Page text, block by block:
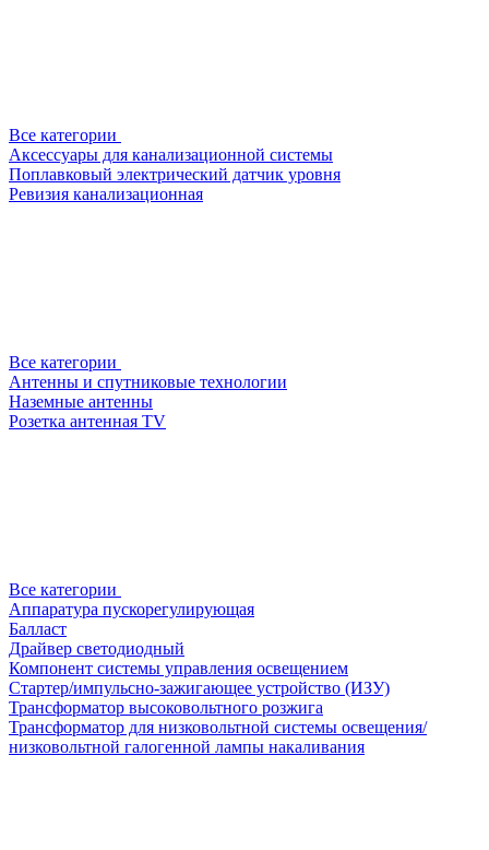
Все категории
Аксессуары для канализационной системы
Поплавковый электрический датчик уровня
Ревизия канализационная
Все категории
Антенны и спутниковые технологии
Наземные антенны
Розетка антенная TV
Все категории
Аппаратура пускорегулирующая
Балласт
Драйвер светодиодный
Компонент системы управления освещением
Стартер/импульсно-зажигающее устройство (ИЗУ)
Трансформатор высоковольтного розжига
Трансформатор для низковольтной системы освещения/
низковольтной галогенной лампы накаливания